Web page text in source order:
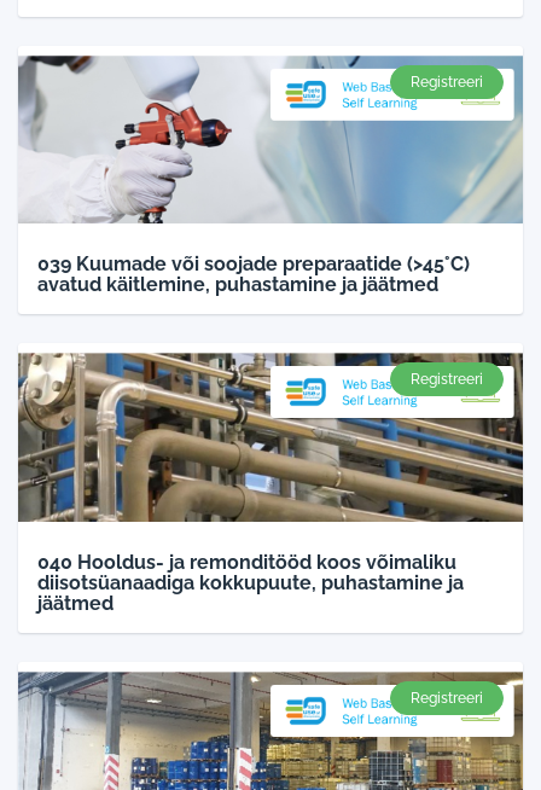
Registreeri
039 Kuumade või soojade preparaatide (>45°C)
avatud käitlemine, puhastamine ja jäätmed
Registreeri
040 Hooldus- ja remonditööd koos võimaliku
diisotsüanaadiga kokkupuute, puhastamine ja
jäätmed
Registreeri